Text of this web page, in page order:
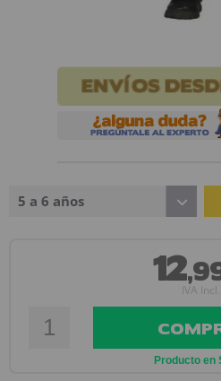
5 a 6 años
12
IVA Incl.
Producto en